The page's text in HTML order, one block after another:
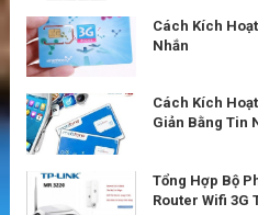
Cách Kích
Nhắn
Cách Kích
Giản Bằng Tin
Tổng Hợp Bộ
Router Wifi 3G